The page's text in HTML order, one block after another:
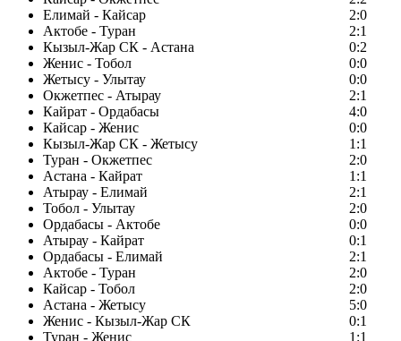
Елимай - Кайсар
2:0
Актобе - Туран
2:1
Кызыл-Жар СК - Астана
0:2
Женис - Тобол
0:0
Жетысу - Улытау
0:0
Окжетпес - Атырау
2:1
Кайрат - Ордабасы
4:0
Кайсар - Женис
0:0
Кызыл-Жар СК - Жетысу
1:1
Туран - Окжетпес
2:0
Астана - Кайрат
1:1
Атырау - Елимай
2:1
Тобол - Улытау
2:0
Ордабасы - Актобе
0:0
Атырау - Кайрат
0:1
Ордабасы - Елимай
2:1
Актобе - Туран
2:0
Кайсар - Тобол
2:0
Астана - Жетысу
5:0
Женис - Кызыл-Жар СК
0:1
Туран - Женис
1:1